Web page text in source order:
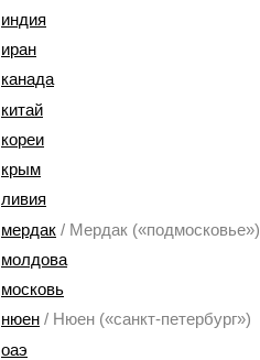
индия
иран
канада
китай
кореи
крым
ливия
мердак / Мердак («подмосковье»)
молдова
московь
нюен / Нюен («санкт-петербург»)
оаэ